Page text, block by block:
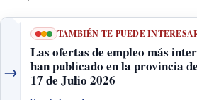
→
TAMBIÉN TE PUEDE
Las ofertas de empleo más
han publicado en la provincia
17 de Julio 2026